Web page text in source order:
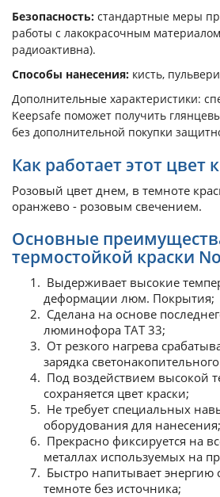
Безопасность: стандартные меры
работы с лакокрасочным
радиоактивна).
Способы нанесения: кисть,
Дополнительные характеристики:
Keepsafe поможет получить
без дополнительной покупки
Как работает этот цвет
Розовый цвет днем, в темноте
оранжево - розовым свечением.
Основные
термостойкой краски
Выдерживает высокие
деформации люм. Покрытия;
Сделана на основе
люминофора ТАТ 33;
От резкого нагрева
зарядка
Под воздействием высокой
сохраняется цвет краски;
Не требует специальных
оборудования для нанесения;
Прекрасно фиксируется на
металлах используемых на
Быстро напитывает энергию
темноте без источника;